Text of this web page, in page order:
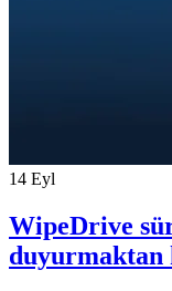
14 Eyl
WipeDrive
duyurmaktan